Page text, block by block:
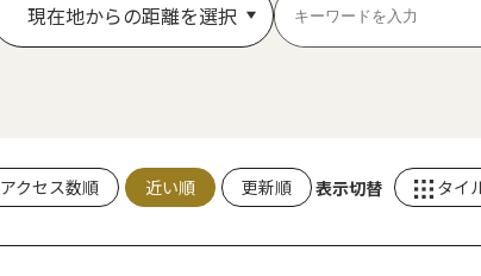
現在地からの距離を選択
アクセス数順 近い順 更新順 表示切替 タイ